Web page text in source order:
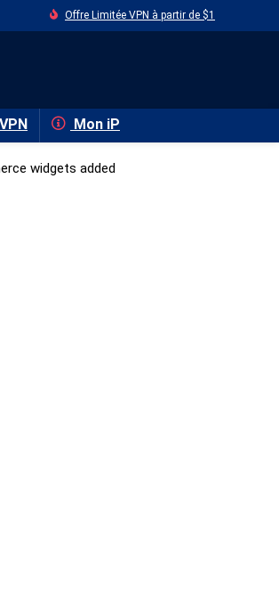
Offre Limitée VPN à partir de $1
Mon iP
widgets added